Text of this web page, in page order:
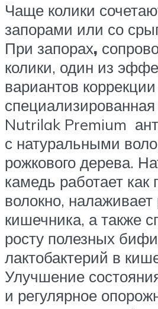
Чаще колики
запорами или со
При запорах,
колики, один из
вариантов
Nutrilak Premium
с натуральными
рожкового дерева.
камедь работает
волокно, налаживает
кишечника, а также
росту полезных
лактобактерий в
Улучшение
и регулярное